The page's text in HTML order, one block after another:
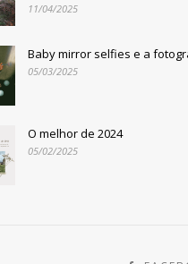
11/04/2025
Baby mirror selfies e a
05/03/2025
O melhor de 2024
05/02/2025